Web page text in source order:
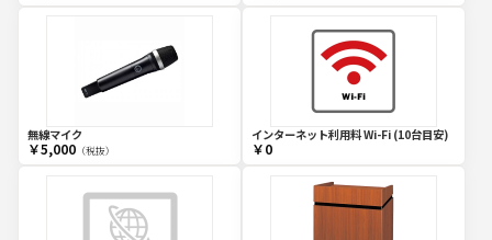
無線マイク
￥5,000（税抜）
インターネット利用料 Wi-Fi (10台目安)
￥0